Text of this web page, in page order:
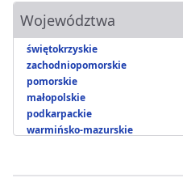
Województwa
świętokrzyskie
zachodniopomorskie
pomorskie
małopolskie
podkarpackie
warmińsko-mazurskie